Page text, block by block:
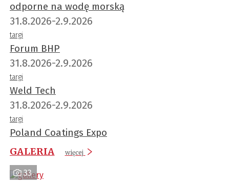
odporne na wodę morską
31.8.2026-2.9.2026
targi
Forum BHP
31.8.2026-2.9.2026
targi
Weld Tech
31.8.2026-2.9.2026
targi
Poland Coatings Expo
GALERIA
więcej
33